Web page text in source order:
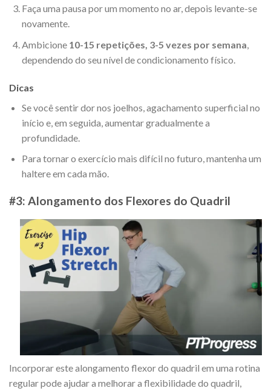
Faça uma pausa por um momento no ar, depois levante-se
novamente.
Ambicione 10-15 repetições, 3-5 vezes por semana
dependendo do seu nível de condicionamento físico.
Dicas
Se você sentir dor nos joelhos, agachamento superficial no
início e, em seguida, aumentar gradualmente a
profundidade.
Para tornar o exercício mais difícil no futuro, mantenha um
haltere em cada mão.
#3: Alongamento dos Flexores do Quadril
Incorporar este alongamento flexor do quadril em uma rotina
regular pode ajudar a melhorar a flexibilidade do quadril,